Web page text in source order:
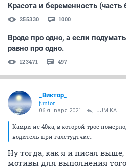
Красота и беременность (часть
255330 1000
Вроде про одно, а если
равно про одно.
123471 497
_Виктор_
juniоr
06 января 2021 JJMIKA
Камри не 40ка, в которой трое
водитель при галстудтчке..
Ну тогда, как я и писал
мотивы для выполнения того